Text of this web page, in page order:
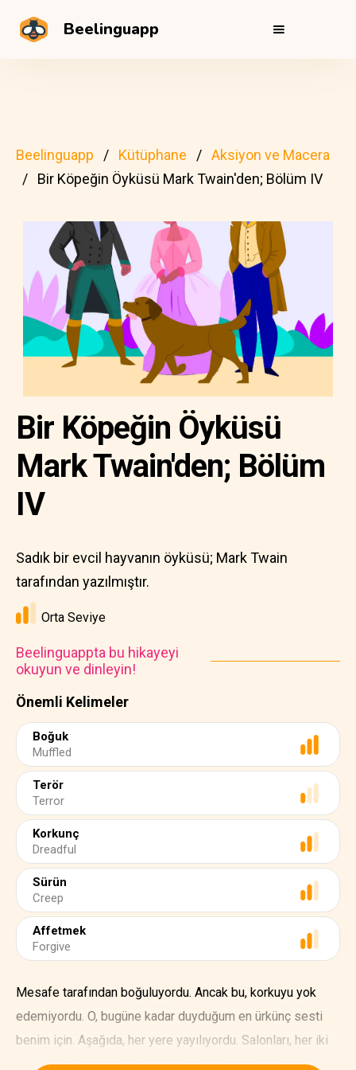
Beelinguapp
Beelinguapp Kütüphane
Aksiyon ve Macera
Bir Köpeğin Öyküsü Mark Twain'den; Bölüm IV
Önemli Kelimeler
Boğuk
Muffled
Terör
Terror
Korkunç
Dreadful
Sürün
Creep
Affetmek
Forgive
Bir Köpeğin Öyküsü
Mark Twain'den; Bölüm
IV
Sadık bir evcil hayvanın öyküsü; Mark Twain
tarafından yazılmıştır.
Orta Seviye
Beelinguappta bu hikayeyi
okuyun ve dinleyin!
Mesafe tarafından boğuluyordu. Ancak bu, korkuyu yok
edemiyordu. O, bugüne kadar duyduğum en ürkünç sesti
benim için. Aşağıda, her yere yayılıyordu. Salonları, her iki
kattaki, bodrum ve kilerdeki tüm odaları geçti. Sonra dışarı